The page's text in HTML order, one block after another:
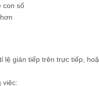
con số
lệ gián tiếp trên trực tiếp,
việc: